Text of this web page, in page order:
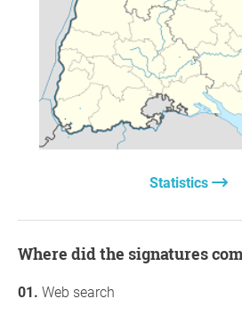
Statistics
Where did the signatures
Web search